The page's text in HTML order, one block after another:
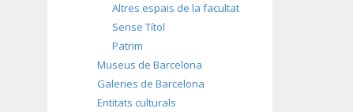
Altres espais de la facultat
Sense Títol
Patrim
Museus de Barcelona
Galeries de Barcelona
Entitats culturals